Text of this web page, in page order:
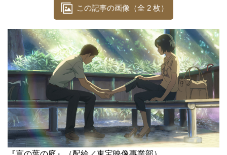
この記事の画像（全 2 枚）